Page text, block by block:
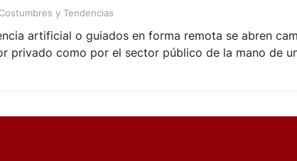
Costumbres y Tendencias
artificial o guiados en forma remota se abren
privado como por el sector público de la mano de